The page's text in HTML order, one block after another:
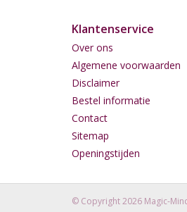
Klantenservice
Over ons
Algemene voorwaarden
Disclaimer
Bestel informatie
Contact
Sitemap
Openingstijden
© Copyright 2026 Magic-